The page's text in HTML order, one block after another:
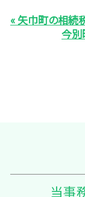
« 矢巾町の相続
今別
当事